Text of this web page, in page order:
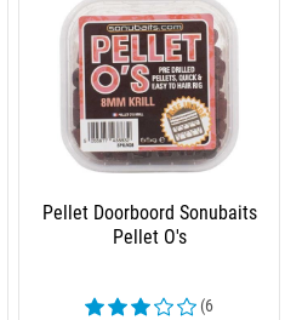
Pellet Doorboord Sonubaits
Pellet O's
(6